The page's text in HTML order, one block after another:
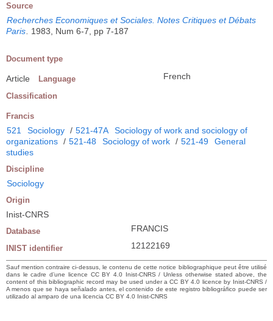
Source
Recherches Economiques et Sociales. Notes Critiques et Débats
Paris
1983, Num 6-7, pp 7-187
Document type
Article Language French
Classification
Francis
521 Sociology / 521-47A
Sociology of work and sociology of
organizations / 521-48 Sociology of work / 521-49
General
studies
Discipline
Sociology
Origin
Inist-CNRS
Database FRANCIS
INIST identifier 12122169
Sauf mention contraire ci-dessus, le contenu de cette notice bibliographique peut être utilisé
dans le cadre d’une licence CC BY 4.0 Inist-CNRS / Unless otherwise stated above, the
content of this bibliographic record may be used under a CC BY 4.0 licence by Inist-CNRS /
A menos que se haya señalado antes, el contenido de este registro bibliográfico puede ser
utilizado al amparo de una licencia CC BY 4.0 Inist-CNRS